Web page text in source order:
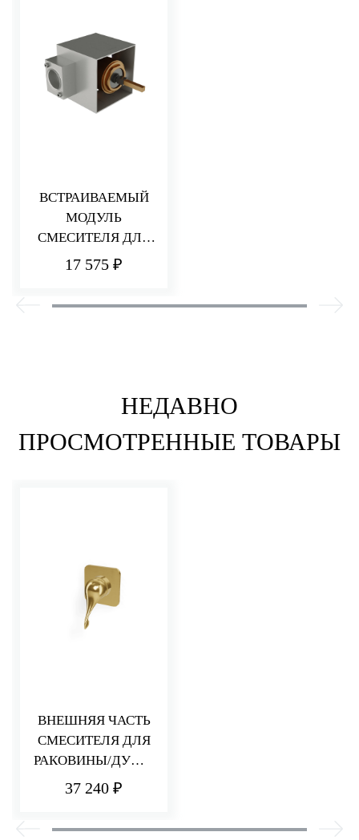
ВСТРАИВАЕМЫЙ
МОДУЛЬ
СМЕСИТЕЛЯ ДЛЯ
РАКОВИНЫ/ДУША
17 575 ₽
НЕДАВНО
ПРОСМОТРЕННЫЕ ТОВАРЫ
ВНЕШНЯЯ ЧАСТЬ
СМЕСИТЕЛЯ ДЛЯ
РАКОВИНЫ/ДУША
PICCADILLY
37 240 ₽